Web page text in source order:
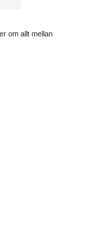
om allt mellan